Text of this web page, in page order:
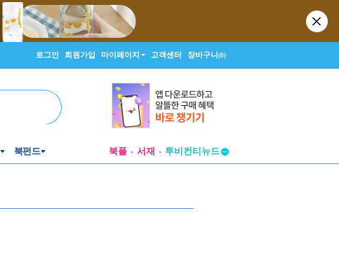
로그인 회원가입 마이페이지 고객센터 장바구니(0)
북펀드 북플 서재
투비컨티뉴드